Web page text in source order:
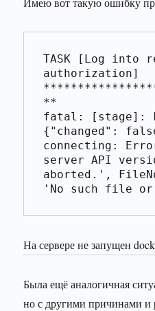
TASK [Log into
authorization]
fatal: [stage]:
{"changed":
connecting:
server API
aborted.',
'No such file
На сервере не запущен
Была ещё аналогичная
но с другими причинами